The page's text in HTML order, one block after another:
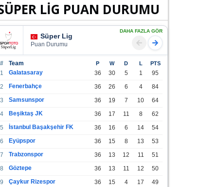
LİG PUAN DURUMU
Süper Lig
Puan Durumu
DAHA FAZLA GÖR
# Team P W D L PTS
1 Galatasaray 36 30 5 1
95
2
Fenerbahçe 36 26 6 4
84
3
Samsunspor 36 19 7 10
64
4
Beşiktaş JK 36 17 11 8
62
5
İstanbul Başakşehir FK 36 16 6 14
54
6
Eyüpspor 36 15 8 13
53
7
Trabzonspor 36 13 12 11
51
8
Göztepe 36 13 11 12
50
9
Çaykur Rizespor 36 15 4 17 49